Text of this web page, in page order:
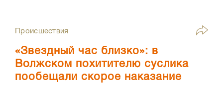
Происшествия
«Звездный час близко»: в
Волжском похитителю суслика
пообещали скорое наказание